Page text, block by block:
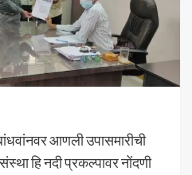
आणली उपासमारीची
हि नदी प्रकल्पावर नोंदणी